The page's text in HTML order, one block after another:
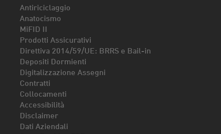
Antiriciclaggio
Anatocismo
MiFID II
Prodotti Assicurativi
Direttiva 2014/59/UE: BRRS e Bail-in
Depositi Dormienti
Digitalizzazione Assegni
Contratti
Collocamenti
Accessibilità
Disclaimer
Dati Aziendali